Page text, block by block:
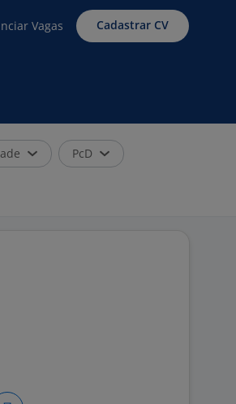
Vagas Cadastrar CV
PcD